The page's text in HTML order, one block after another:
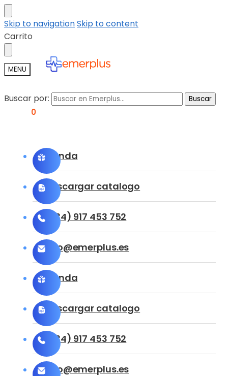
Skip to navigationSkip to content
Carrito
MENU
Buscar por: Buscar
0
Tienda
Descargar catalogo
(+34) 917 453 752
info@emerplus.es
Tienda
Descargar catalogo
(+34) 917 453 752
info@emerplus.es